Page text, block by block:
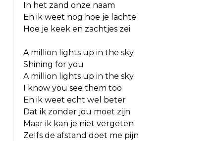
In het zand onze naam
En ik weet nog hoe je lachte
Hoe je keek en zachtjes zei
A million lights up in the sky
Shining for you
A million lights up in the sky
I know you see them too
En ik weet echt wel beter
Dat ik zonder jou moet zijn
Maar ik kan je niet vergeten
Zelfs de afstand doet me pijn